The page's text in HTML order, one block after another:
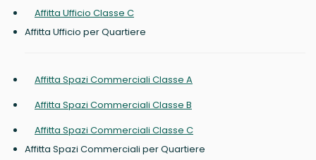
Affitta Ufficio Classe C
Affitta Ufficio per Quartiere
Affitta Spazi Commerciali Classe A
Affitta Spazi Commerciali Classe B
Affitta Spazi Commerciali Classe C
Affitta Spazi Commerciali per Quartiere